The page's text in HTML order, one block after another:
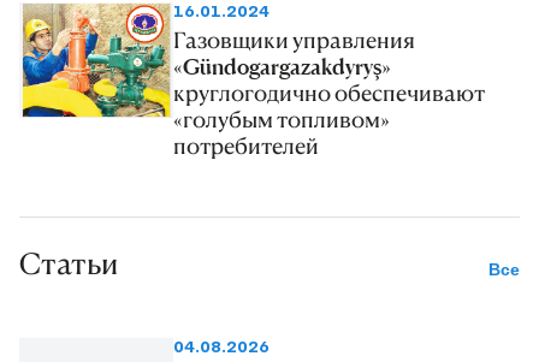
16.01.2024
Газовщики управления
«Gündogargazakdyryş»
круглогодично обеспечивают
«голубым топливом»
потребителей
Статьи Все
04.08.2026